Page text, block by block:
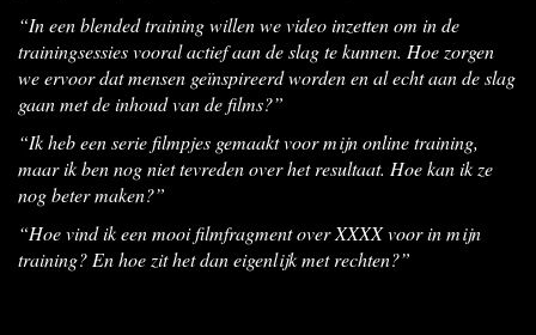
“In een blended training willen we video inzetten om in de
trainingsessies vooral actief aan de slag te kunnen. Hoe zorgen
we ervoor dat mensen geïnspireerd worden en al echt aan de slag
gaan met de inhoud van de films?”
“Ik heb een serie filmpjes gemaakt voor mijn online training,
maar ik ben nog niet tevreden over het resultaat. Hoe kan ik ze
nog beter maken?”
“Hoe vind ik een mooi filmfragment over XXXX voor in mijn
training? En hoe zit het dan eigenlijk met rechten?”